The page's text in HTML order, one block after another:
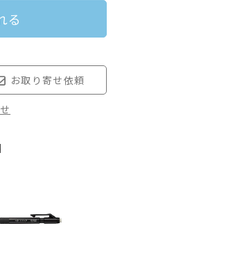
る
お取り寄せ依頼